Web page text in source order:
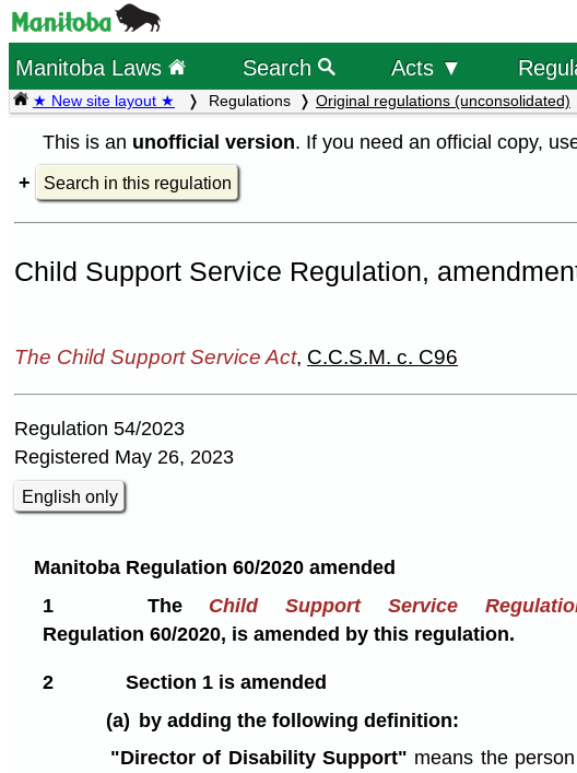
Manitoba Laws Search Acts ▼
★ New site layout ★ Regulations Original regulations (unconsolidated)
This is an unofficial version. If you need an official copy,
Search in this regulation
Child Support Service Regulation,
The Child Support Service Act, C.C.S.M. c. C96
Regulation 54/2023
Registered May 26, 2023
English only
Manitoba Regulation 60/2020 amended
1
The Child Support Service
Regulation 60/2020, is amended by this regulation.
2
Section 1 is amended
(a) by adding the following definition:
"Director of Disability Support" means the